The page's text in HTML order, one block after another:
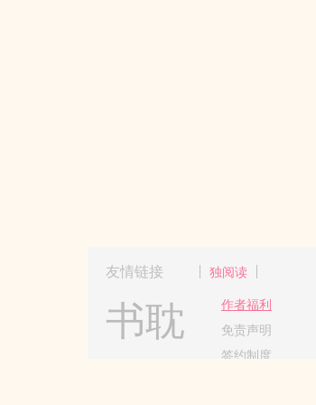
友情链接 独阅读
书耽
作者福利
免责声明
签约制度